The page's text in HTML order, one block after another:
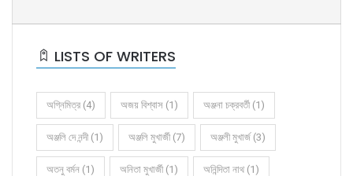
LISTS OF WRITERS
অগ্নিমিত্র (4) অজয় বিশ্বাস (1) অঞ্জনা চক্রবর্তী (1)
অঞ্জলি দে নন্দী (1) অঞ্জলি মুখার্জী (7) অঞ্জলী মুখার্জ (3)
অতনু বর্মন (1) অনিতা মুখার্জী (1) অনিন্দিতা নাথ (1)